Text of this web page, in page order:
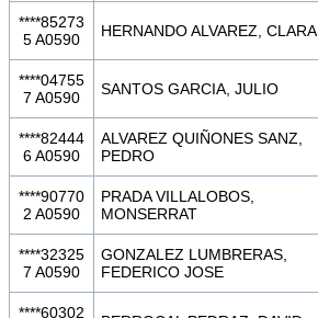
****85273
5 A0590
HERNANDO ALVAREZ, CLARA
****04755
7 A0590
SANTOS GARCIA, JULIO
****82444
6 A0590
ALVAREZ QUIÑONES SANZ,
PEDRO
****90770
2 A0590
PRADA VILLALOBOS,
MONSERRAT
****32325
7 A0590
GONZALEZ LUMBRERAS,
FEDERICO JOSE
****60302